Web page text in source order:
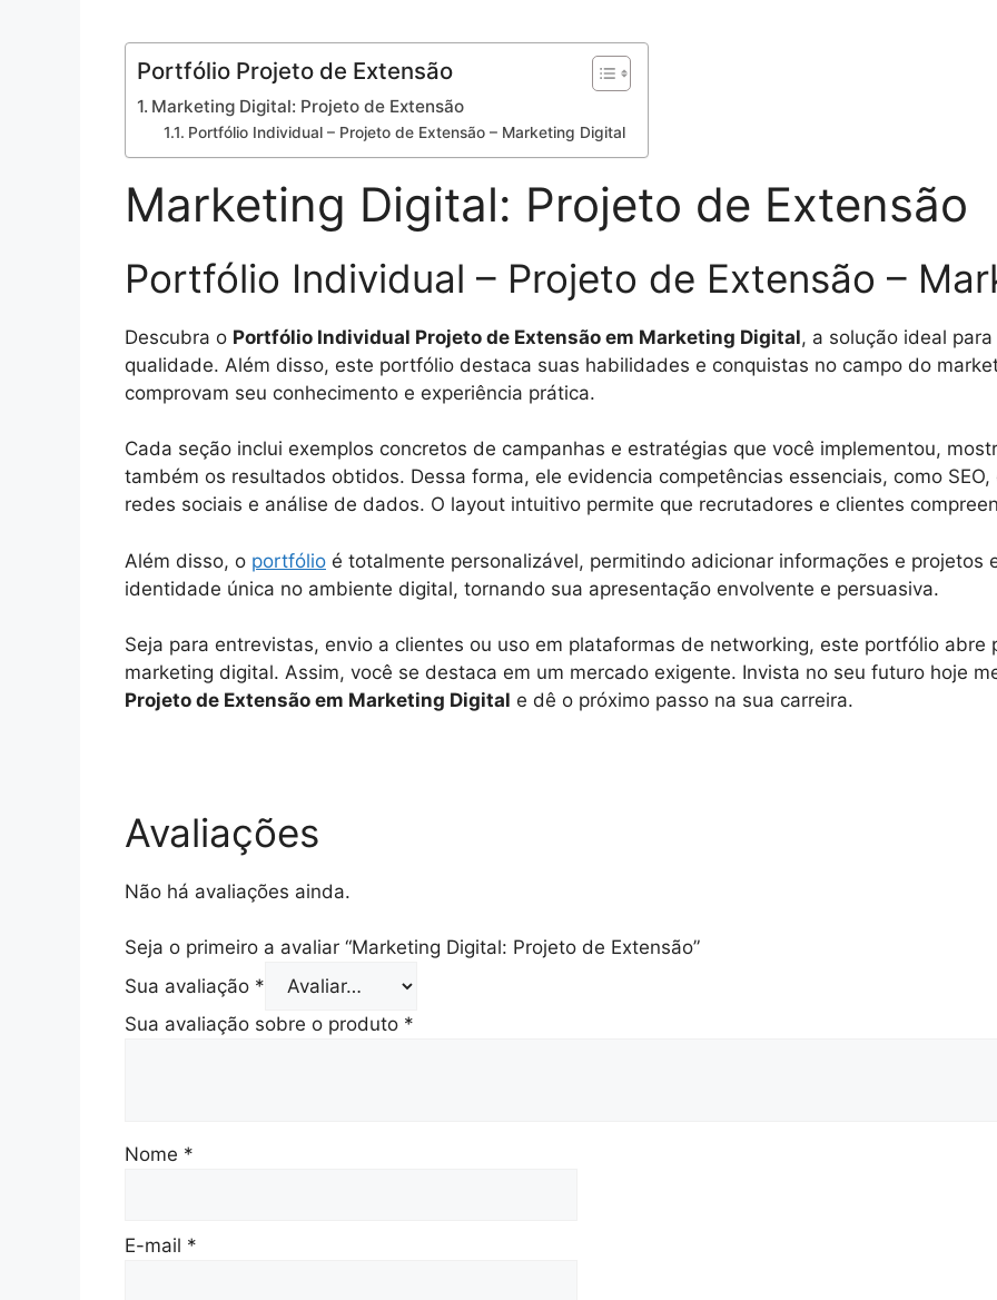
Portfólio Projeto de Extensão
Marketing Digital: Projeto de Extensão
Portfólio Individual – Projeto de Extensão – Marketing Digital
Marketing Digital: Projeto de Extensão
Portfólio Individual – Projeto de Extensão –
Descubra o Portfólio Individual Projeto de Extensão em Marketing Digital, a solução ideal
qualidade. Além disso, este portfólio destaca suas habilidades e conquistas no campo do
comprovam seu conhecimento e experiência prática.
Cada seção inclui exemplos concretos de campanhas e estratégias que você implementou,
também os resultados obtidos. Dessa forma, ele evidencia competências essenciais, como
redes sociais e análise de dados. O layout intuitivo permite que recrutadores e clientes
Além disso, o portfólio é totalmente personalizável, permitindo adicionar informações e projetos
identidade única no ambiente digital, tornando sua apresentação envolvente e persuasiva.
Seja para entrevistas, envio a clientes ou uso em plataformas de networking, este portfólio
marketing digital. Assim, você se destaca em um mercado exigente. Invista no seu futuro hoje
Projeto de Extensão em Marketing Digital e dê o próximo passo na sua carreira.
Avaliações
Não há avaliações ainda.
Seja o primeiro a avaliar “Marketing Digital: Projeto de Extensão”
Sua avaliação *
Sua avaliação sobre o produto *
Nome *
E-mail *